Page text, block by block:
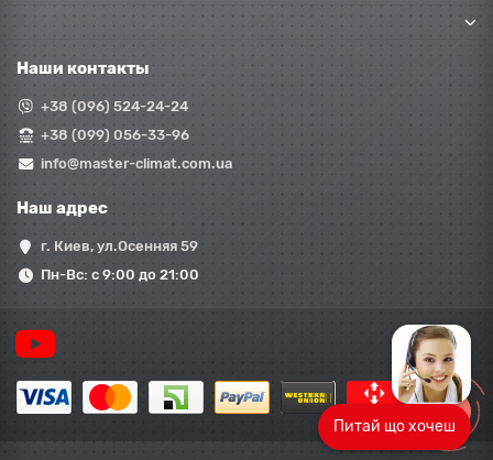
Наши контакты
+38 (096) 524-24-24
+38 (099) 056-33-96
info@master-climat.com.ua
Наш адрес
г. Киев, ул.Осенняя 59
Пн-Вс: с 9:00 до 21:00
Питай що хочеш